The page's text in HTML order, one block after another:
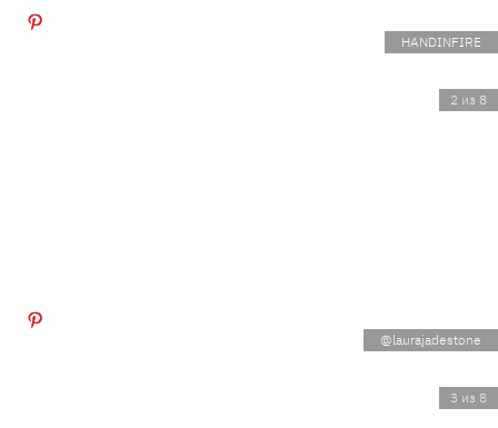
HANDINFIRE
2 из 8
@laurajadestone
3 из 8